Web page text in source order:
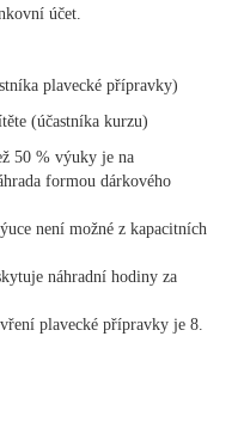
účet.
plavecké přípravky)
(účastníka kurzu)
50 % výuky je na
formou dárkového
není možné z kapacitních
náhradní hodiny za
plavecké přípravky je 8.